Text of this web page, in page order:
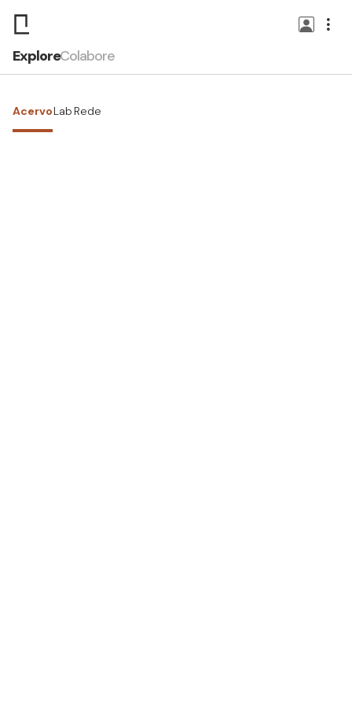
ExploreColabore
AcervoLab Rede